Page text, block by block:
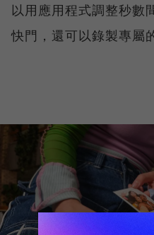
以用應用程式調整秒數
快門，還可以錄製專屬